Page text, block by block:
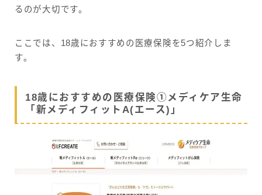
るのが大切です。
ここでは、18歳におすすめの医療保険を5つ紹介しま
す。
18歳におすすめの医療保険①メディケア生命
「新メディフィットA(エース)」